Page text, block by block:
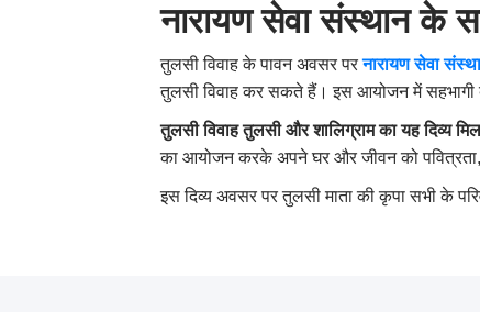
नारायण सेवा संस्थान के
तुलसी विवाह के पावन अवसर परनारायण सेवा
तुलसी विवाह कर सकते हैं। इस आयोजन में सहभागी
तुलसी विवाह तुलसी और शालिग्राम का यह दिव्य
का आयोजन करके अपने घर और जीवन को पवित्रता,
इस दिव्य अवसर पर तुलसी माता की कृपा सभी के